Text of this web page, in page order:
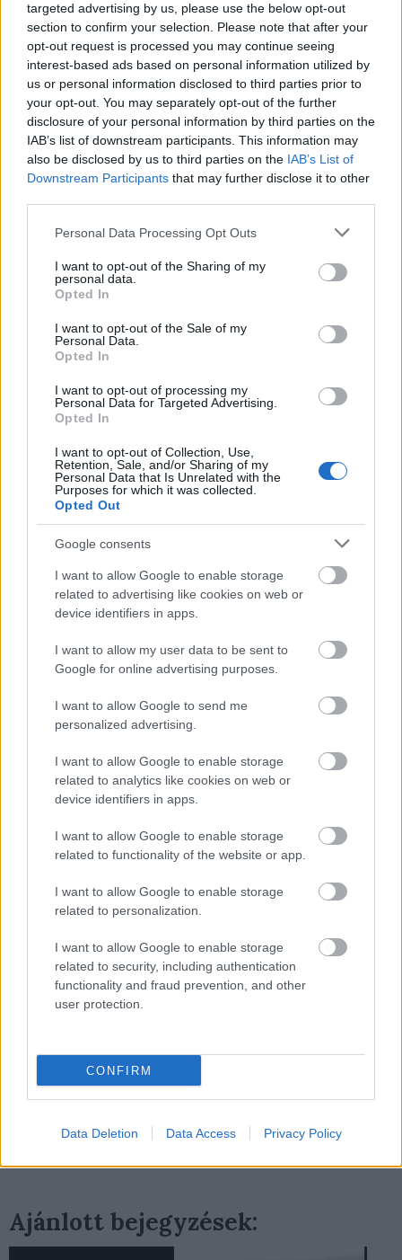
targeted advertising by us, please use the below opt-out
section to confirm your selection. Please note that after your
opt-out request is processed you may continue seeing
interest-based ads based on personal information utilized by
us or personal information disclosed to third parties prior to
your opt-out. You may separately opt-out of the further
disclosure of your personal information by third parties on the
IAB’s list of downstream participants. This information may
also be disclosed by us to third parties on the IAB’s List of
Downstream Participants that may further disclose it to other
Please note that this website/app uses one or more Google
not limited to your visit or usage behaviour. You may click to
grant or deny consent to Google and its third-party tags to
use your data for below specified purposes in below Google
consent section.
Personal Data Processing Opt Outs
I want to opt-out of the Sharing of my
personal data.
Opted In
I want to opt-out of the Sale of my
Personal Data.
Opted In
I want to opt-out of processing my
Personal Data for Targeted Advertising.
Opted In
I want to opt-out of Collection, Use,
Retention, Sale, and/or Sharing of my
Personal Data that Is Unrelated with the
Purposes for which it was collected.
Opted Out
Google consents
I want to allow Google to enable storage
related to advertising like cookies on web or
device identifiers in apps.
I want to allow my user data to be sent to
Google for online advertising purposes.
I want to allow Google to send me
personalized advertising.
I want to allow Google to enable storage
related to analytics like cookies on web or
device identifiers in apps.
I want to allow Google to enable storage
related to functionality of the website or app.
I want to allow Google to enable storage
related to personalization.
I want to allow Google to enable storage
related to security, including authentication
functionality and fraud prevention, and other
user protection.
CONFIRM
Data Deletion Data Access Privacy Policy
lehet vásárolni a regényt, ez utóbbit nagyjából 10
dollárért (ráadásul, aki igazán sietett, az az első héten
még olcsóbban is hozzájuthatott).
Ennek ellenére hamar megjelentek a könyvet illegálisan
megosztó kalózok, amire Goodkind annyira bepöccent,
hogy úgy döntött:Facebook-oldalánnyilvánosságra
hozza egyikük személyes adatait, köztük a nevét, a
születési idejét, a fotóját, és a Twitter-elérhetőségét is.
Ez utóbbi azóta megszűnt, mint ahogy nem elérhető az
illető honlapja, sőt, Goodkind szerint azok a linkek sem
lehetett tölteni.
Josh Press is:
Wonderwoman enthusiast
Fan of Legend of the Seeker
Resident of Australia
Sony PSN usertag: pressy24
Artwork: http://pressy24.deviantart.com/
Twitter: https://twitter.com/josh_pressy24
His public photo (Fujifilm FinePix S2000HD captured
January 4th 2011 @ 1:41 AM).
Akad olyan szerző, aki ugyanakkor teljesen más
nézeteket vall az internetes megosztásról.
az év elején például arra szólította fel a „világ
kalózait”, hogy „egyesüljenek”, és töltsenek le és
brazil írónak meggyőződése ugyanis, hogy a
kalózkiadások végsősoron a könyvei eladásait növelik
Az internetes hozzászólásokból mindenesetre az derül
ki, hogy Goodkind lépése eléggé megosztotta az
komment
Ajánlott bejegyzések: